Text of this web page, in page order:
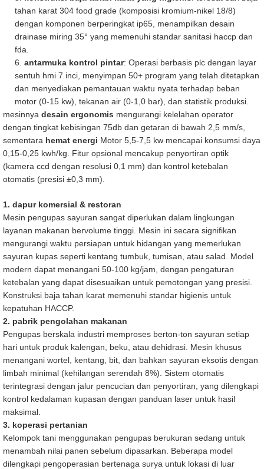
tahan karat 304 food grade (komposisi kromium-nikel 18/8)
dengan komponen berperingkat ip65, menampilkan desain
drainase miring 35° yang memenuhi standar sanitasi haccp dan
fda.
6. antarmuka kontrol pintar: Operasi berbasis plc dengan layar
sentuh hmi 7 inci, menyimpan 50+ program yang telah ditetapkan
dan menyediakan pemantauan waktu nyata terhadap beban
motor (0-15 kw), tekanan air (0-1,0 bar), dan statistik produksi.
mesinnya desain ergonomis mengurangi kelelahan operator
dengan tingkat kebisingan 75db dan getaran di bawah 2,5 mm/s,
sementara hemat energi Motor 5,5-7,5 kw mencapai konsumsi daya
0,15-0,25 kwh/kg. Fitur opsional mencakup penyortiran optik
(kamera ccd dengan resolusi 0,1 mm) dan kontrol ketebalan
otomatis (presisi ±0,3 mm).
1. dapur komersial & restoran
Mesin pengupas sayuran sangat diperlukan dalam lingkungan
layanan makanan bervolume tinggi. Mesin ini secara signifikan
mengurangi waktu persiapan untuk hidangan yang memerlukan
sayuran kupas seperti kentang tumbuk, tumisan, atau salad. Model
modern dapat menangani 50-100 kg/jam, dengan pengaturan
ketebalan yang dapat disesuaikan untuk pemotongan yang presisi.
Konstruksi baja tahan karat memenuhi standar higienis untuk
kepatuhan HACCP.
2. pabrik pengolahan makanan
Pengupas berskala industri memproses berton-ton sayuran setiap
hari untuk produk kalengan, beku, atau dehidrasi. Mesin khusus
menangani wortel, kentang, bit, dan bahkan sayuran eksotis dengan
limbah minimal (kehilangan serendah 8%). Sistem otomatis
terintegrasi dengan jalur pencucian dan penyortiran, yang dilengkapi
kontrol kedalaman kupasan dengan panduan laser untuk hasil
maksimal.
3. koperasi pertanian
Kelompok tani menggunakan pengupas berukuran sedang untuk
menambah nilai panen sebelum dipasarkan. Beberapa model
dilengkapi pengoperasian bertenaga surya untuk lokasi di luar